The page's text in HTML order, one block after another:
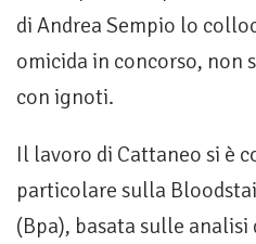
di Andrea Sempio lo
omicida in concorso, non
con ignoti.
Il lavoro di Cattaneo si è
particolare sulla
(Bpa), basata sulle